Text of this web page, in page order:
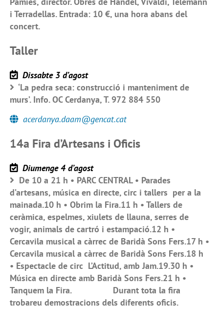
i Terradellas. Entrada: 10 €, una hora abans del
concert.
Taller
Dissabte 3 d’agost
‘La pedra seca: construcció i manteniment de
murs’. Info. OC Cerdanya, T. 972 884 550
acerdanya.daam@gencat.cat
14a Fira d’Artesans i Oficis
Diumenge 4 d’agost
De 10 a 21 h • PARC CENTRAL • Parades
d’artesans, música en directe, circ i tallers per a la
mainada.10 h • Obrim la Fira.11 h • Tallers de
ceràmica, espelmes, xiulets de llauna, serres de
vogir, animals de cartró i estampació.12 h •
Cercavila musical a càrrec de Baridà Sons Fers.17 h •
Cercavila musical a càrrec de Baridà Sons Fers.18 h
• Espectacle de circ L’Actitud, amb Jam.19.30 h •
Música en directe amb Baridà Sons Fers.21 h •
Tanquem la Fira. Durant tota la fira
trobareu demostracions dels diferents oficis.